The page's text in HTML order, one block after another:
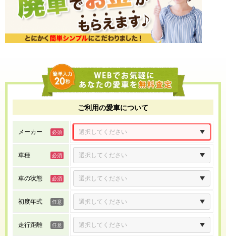
ご利用の愛車について
メーカー
車種
車の状態
初度年式
走行距離